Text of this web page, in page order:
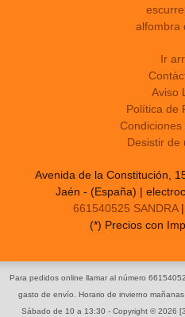
alfombra
Ir
Aviso
Política de
Desistir de
Avenida de la Constitución,
Jaén - (España) |
661540525 SANDRA|
(*) Precios con
Para pedidos online llamar al número
gasto de envío. Horario de invierno
Sábado de 10 a 13:30 - Copyright © 2026